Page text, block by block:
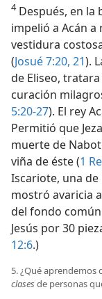
4Después, en la
impelió a Acán
vestidura
(Josué 7:20, 21).
de Eliseo,
curación
5:20-27). El rey
Permitió que
muerte de
viña de éste (1
Iscariote, una de
mostró avaricia
del fondo
Jesús por 30
12:6.)
5. ¿Qué aprendemos
clasesde personas